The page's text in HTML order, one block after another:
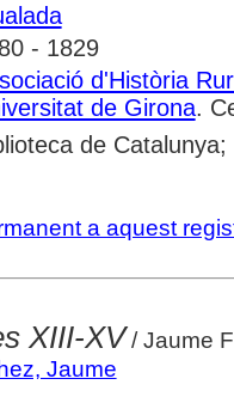
- 1829
d'Història
de Girona.
de
a aquest
XIII-XV/ Jaume
Jaume